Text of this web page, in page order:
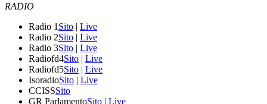
RADIO
Radio 1 Sito | Live
Radio 2Sito | Live
Radio 3Sito | Live
Radiofd4Sito | Live
Radiofd5Sito | Live
IsoradioSito | Live
CCISSSito
GR ParlamentoSito | Live